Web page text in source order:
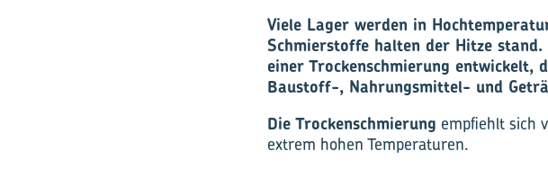
Viele Lager werden in
Schmierstoffe halten der Hitze stand.
einer Trockenschmierung entwickelt,
Baustoff-, Nahrungsmittel- und
Die Trockenschmierung empfiehlt sich
extrem hohen Temperaturen.